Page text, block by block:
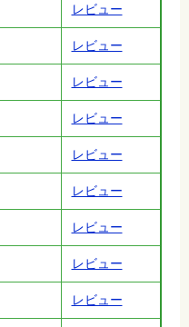
レビュー
レビュー
レビュー
レビュー
レビュー
レビュー
レビュー
レビュー
レビュー